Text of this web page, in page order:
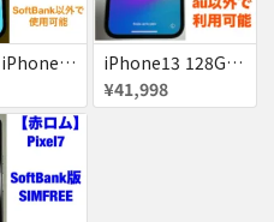
【美品】iPhone12 256GB 赤ロム
iPhone13 128GB 赤ロム
¥41,998